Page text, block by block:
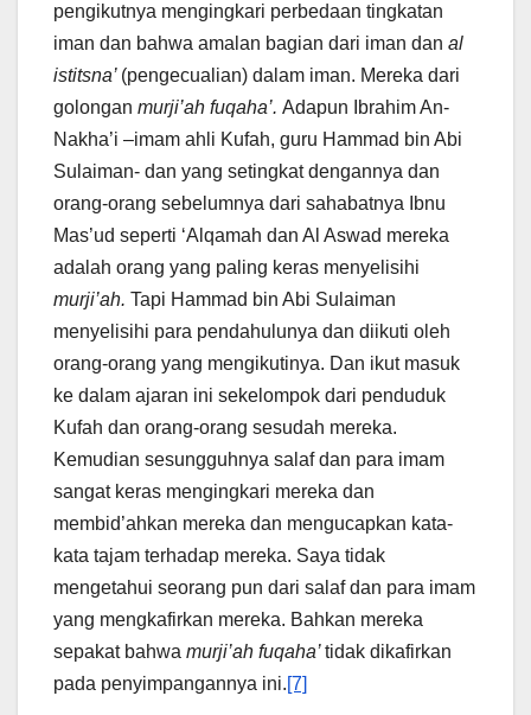
pengikutnya mengingkari perbedaan tingkatan
iman dan bahwa amalan bagian dari iman dan al
istitsna’ (pengecualian) dalam iman. Mereka dari
golongan murji’ah fuqaha’. Adapun Ibrahim An-
Nakha’i –imam ahli Kufah, guru Hammad bin Abi
Sulaiman- dan yang setingkat dengannya dan
orang-orang sebelumnya dari sahabatnya Ibnu
Mas’ud seperti ‘Alqamah dan Al Aswad mereka
adalah orang yang paling keras menyelisihi
murji’ah. Tapi Hammad bin Abi Sulaiman
menyelisihi para pendahulunya dan diikuti oleh
orang-orang yang mengikutinya. Dan ikut masuk
ke dalam ajaran ini sekelompok dari penduduk
Kufah dan orang-orang sesudah mereka.
Kemudian sesungguhnya salaf dan para imam
sangat keras mengingkari mereka dan
membid’ahkan mereka dan mengucapkan kata-
kata tajam terhadap mereka. Saya tidak
mengetahui seorang pun dari salaf dan para imam
yang mengkafirkan mereka. Bahkan mereka
sepakat bahwa murji’ah fuqaha’tidak dikafirkan
pada penyimpangannya ini.[7]